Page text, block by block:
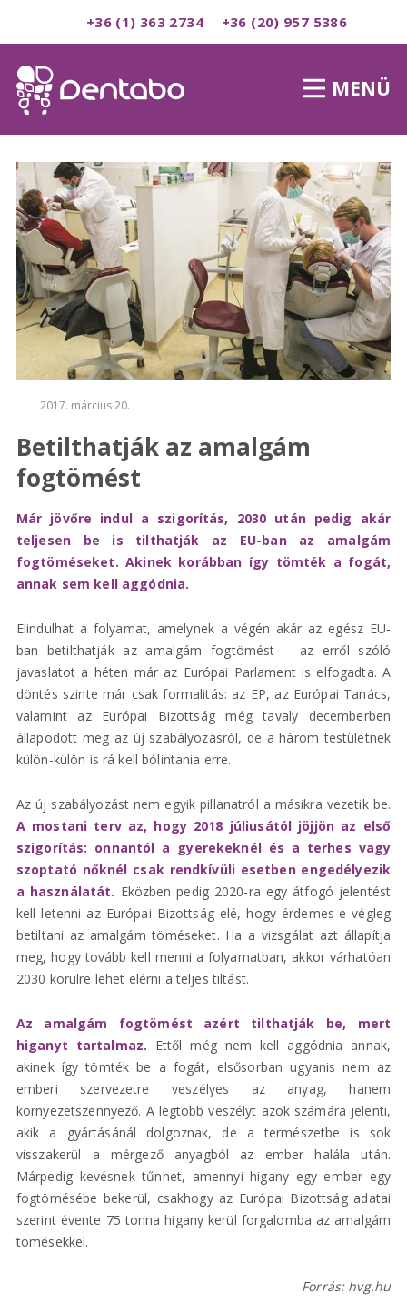
+36 (1) 363 2734 +36 (20) 957 5386
MENÜ
2017. március 20.
Betilthatják az amalgám
fogtömést
Már jövőre indul a szigorítás, 2030 után pedig akár
teljesen be is tilthatják az EU-ban az amalgám
fogtöméseket. Akinek korábban így tömték a fogát,
annak sem kell aggódnia.
Elindulhat a folyamat, amelynek a végén akár az egész EU-
ban betilthatják az amalgám fogtömést – az erről szóló
javaslatot a héten már az Európai Parlament is elfogadta. A
döntés szinte már csak formalitás: az EP, az Európai Tanács,
valamint az Európai Bizottság még tavaly decemberben
állapodott meg az új szabályozásról, de a három testületnek
külön-külön is rá kell bólintania erre.
Az új szabályozást nem egyik pillanatról a másikra vezetik be.
A mostani terv az, hogy 2018 júliusától jöjjön az első
szigorítás: onnantól a gyerekeknél és a terhes vagy
szoptató nőknél csak rendkívüli esetben engedélyezik
a használatát. Eközben pedig 2020-ra egy átfogó jelentést
kell letenni az Európai Bizottság elé, hogy érdemes-e végleg
betiltani az amalgám töméseket. Ha a vizsgálat azt állapítja
meg, hogy tovább kell menni a folyamatban, akkor várhatóan
2030 körülre lehet elérni a teljes tiltást.
Az amalgám fogtömést azért tilthatják be, mert
higanyt tartalmaz. Ettől még nem kell aggódnia annak,
akinek így tömték be a fogát, elsősorban ugyanis nem az
emberi szervezetre veszélyes az anyag, hanem
környezetszennyező. A legtöbb veszélyt azok számára jelenti,
akik a gyártásánál dolgoznak, de a természetbe is sok
visszakerül a mérgező anyagból az ember halála után.
Márpedig kevésnek tűnhet, amennyi higany egy ember egy
fogtömésébe bekerül, csakhogy az Európai Bizottság adatai
szerint évente 75 tonna higany kerül forgalomba az amalgám
tömésekkel.
Forrás: hvg.hu